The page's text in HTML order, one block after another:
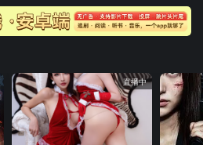
直播中